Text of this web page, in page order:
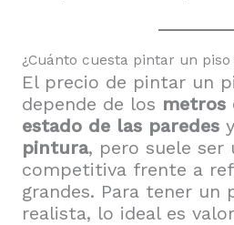
¿Cuánto cuesta pintar un piso
El precio de pintar un
depende de los metros
estado de las paredes
pintura, pero suele ser
competitiva frente a
grandes. Para tener un
realista, lo ideal es